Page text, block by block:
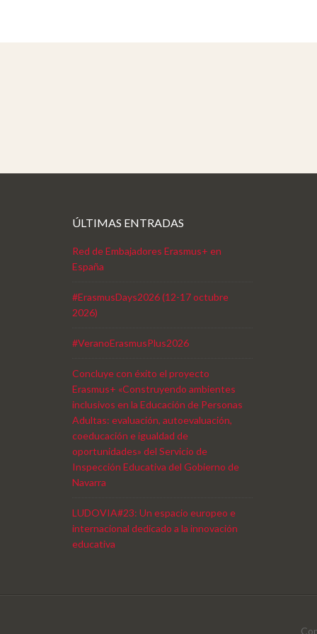
ÚLTIMAS ENTRADAS
Red de Embajadores Erasmus+ en
España
#ErasmusDays2026 (12-17 octubre
2026)
#VeranoErasmusPlus2026
Concluye con éxito el proyecto
Erasmus+ «Construyendo ambientes
inclusivos en la Educación de Personas
Adultas: evaluación, autoevaluación,
coeducación e igualdad de
oportunidades» del Servicio de
Inspección Educativa del Gobierno de
Navarra
LUDOVIA#23: Un espacio europeo e
internacional dedicado a la innovación
educativa